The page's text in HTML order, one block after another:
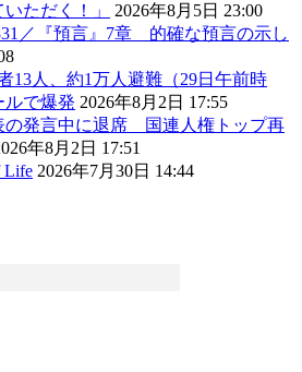
ただく！」
2026年8月5日 23:00
／『預言』7章 的確な預言の示し
人、約1万人避難（29日午前時
で爆発 2026年8月2日 17:55
の発言中に退席 国連人権トップ再
年8月2日 17:51
Life 2026年7月30日 14:44